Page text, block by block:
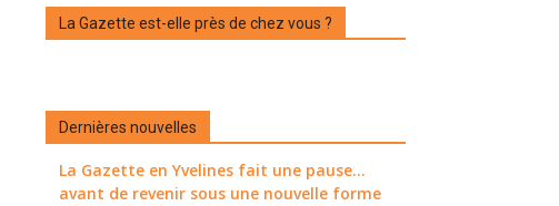
La Gazette est-elle près de chez vous ?
Dernières nouvelles
La Gazette en Yvelines fait une pause...
avant de revenir sous une nouvelle forme